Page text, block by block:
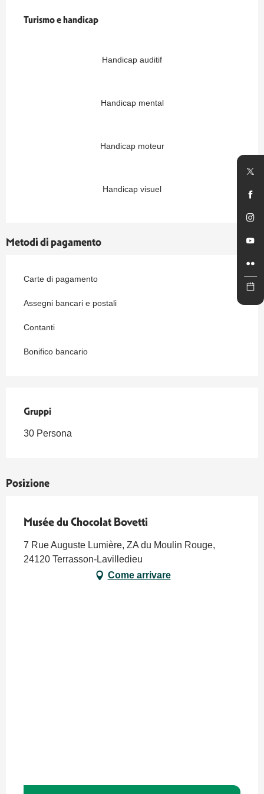
Turismo e handicap
Turismo e handicap
Handicap auditif
Handicap mental
Handicap moteur
Handicap visuel
Metodi di pagamento
Carte di pagamento
Assegni bancari e postali
Contanti
Bonifico bancario
Gruppi
Gruppi
30 Persona
Posizione
Musée du Chocolat Bovetti
7 Rue Auguste Lumière, ZA du Moulin Rouge,
24120 Terrasson-Lavilledieu
Come arrivare